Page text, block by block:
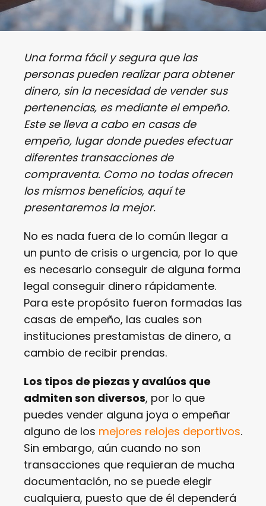
Una forma fácil y segura que las
personas pueden realizar para obtener
dinero, sin la necesidad de vender sus
pertenencias, es mediante el empeño.
Este se lleva a cabo en casas de
empeño, lugar donde puedes efectuar
diferentes transacciones de
compraventa. Como no todas ofrecen
los mismos beneficios, aquí te
presentaremos la mejor.
No es nada fuera de lo común llegar a
un punto de crisis o urgencia, por lo que
es necesario conseguir de alguna forma
legal conseguir dinero rápidamente.
Para este propósito fueron formadas las
casas de empeño, las cuales son
instituciones prestamistas de dinero, a
cambio de recibir prendas.
Los tipos de piezas y avalúos que
admiten son diversos, por lo que
puedes vender alguna joya o empeñar
alguno de los mejores relojes deportivos.
Sin embargo, aún cuando no son
transacciones que requieran de mucha
documentación, no se puede elegir
cualquiera, puesto que de él dependerá